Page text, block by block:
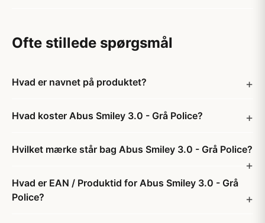
Ofte stillede spørgsmål
Hvad er navnet på produktet?
Hvad koster Abus Smiley 3.0 - Grå Police?
Hvilket mærke står bag Abus Smiley 3.0 - Grå Police?
Hvad er EAN / Produktid for Abus Smiley 3.0 - Grå
Police?